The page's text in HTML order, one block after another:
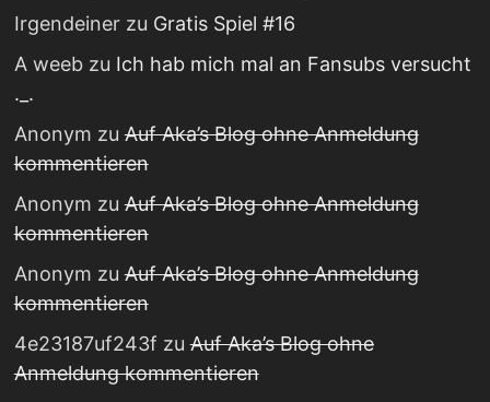
Irgendeinerzu Gratis Spiel #16
A weebzu Ich hab mich mal an Fansubs versucht
._.
Anonym zuAuf Aka’s Blog ohne Anmeldung
kommentieren
Anonym zuAuf Aka’s Blog ohne Anmeldung
kommentieren
Anonym zuAuf Aka’s Blog ohne Anmeldung
kommentieren
4e23187uf243f zuAuf Aka’s Blog ohne
Anmeldung kommentieren